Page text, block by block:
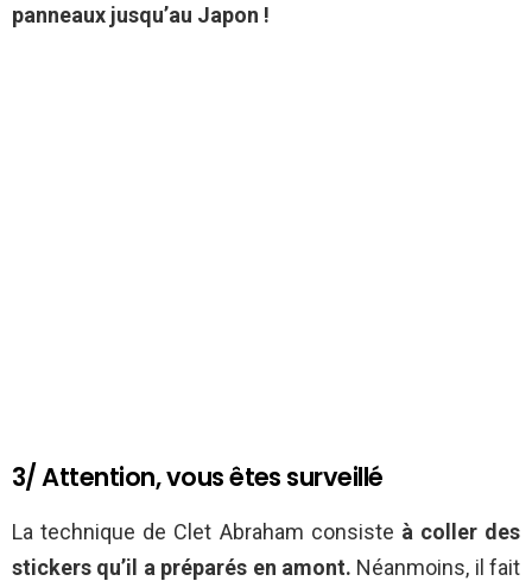
panneaux jusqu’au Japon !
3/ Attention, vous êtes surveillé
La technique de Clet Abraham consiste à coller des
stickers qu’il a préparés en amont. Néanmoins, il fait